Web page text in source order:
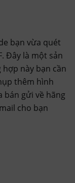
bạn vừa quét
Đây là một sản
này bạn cần
thêm hình
bán gửi về hãng
cho bạn